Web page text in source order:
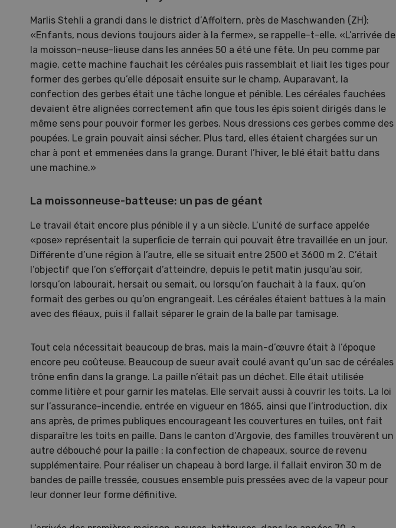
Marlis Stehli a grandi dans le district d’Affoltern, près de Maschwanden (ZH):
«Enfants, nous devions toujours aider à la ferme», se rappelle-t-elle. «L’arrivée de
la moisson-neuse-lieuse dans les années 50 a été une fête. Un peu comme par
magie, cette machine fauchait les céréales puis rassemblait et liait les tiges pour
former des gerbes qu’elle déposait ensuite sur le champ. Auparavant, la
confection des gerbes était une tâche longue et pénible. Les céréales fauchées
devaient être alignées correctement afin que tous les épis soient dirigés dans le
même sens pour pouvoir former les gerbes. Nous dressions ces gerbes comme des
poupées. Le grain pouvait ainsi sécher. Plus tard, elles étaient chargées sur un
char à pont et emmenées dans la grange. Durant l’hiver, le blé était battu dans
une machine.»
La moissonneuse-batteuse: un pas de géant
Le travail était encore plus pénible il y a un siècle. L’unité de surface appelée
«pose» représentait la superficie de terrain qui pouvait être travaillée en un jour.
Différente d’une région à l’autre, elle se situait entre 2500 et 3600 m 2. C’était
l’objectif que l’on s’efforçait d’atteindre, depuis le petit matin jusqu’au soir,
lorsqu’on labourait, hersait ou semait, ou lorsqu’on fauchait à la faux, qu’on
formait des gerbes ou qu’on engrangeait. Les céréales étaient battues à la main
avec des fléaux, puis il fallait séparer le grain de la balle par tamisage.
Tout cela nécessitait beaucoup de bras, mais la main-d’œuvre était à l’époque
encore peu coûteuse. Beaucoup de sueur avait coulé avant qu’un sac de céréales
trône enfin dans la grange. La paille n’était pas un déchet. Elle était utilisée
comme litière et pour garnir les matelas. Elle servait aussi à couvrir les toits. La loi
sur l’assurance-incendie, entrée en vigueur en 1865, ainsi que l’introduction, dix
ans après, de primes publiques encourageant les couvertures en tuiles, ont fait
disparaître les toits en paille. Dans le canton d’Argovie, des familles trouvèrent un
autre débouché pour la paille : la confection de chapeaux, source de revenu
supplémentaire. Pour réaliser un chapeau à bord large, il fallait environ 30 m de
bandes de paille tressée, cousues ensemble puis pressées avec de la vapeur pour
leur donner leur forme définitive.
10-11
Demo Days 2026
Keller Forstmaschinen vous
invite aux DemoDays 2026 à
Wiedlisbach pour des
porteur à 8 roues.
EN SAVOIR PLUS